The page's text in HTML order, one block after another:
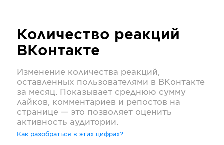
Количество реакций
ВКонтакте
Изменение количества реакций,
оставленных пользователями в ВКонтакте
за месяц. Показывает среднюю сумму
лайков, комментариев и репостов на
странице — это позволяет оценить
активность аудитории.
Как разобраться в этих цифрах?